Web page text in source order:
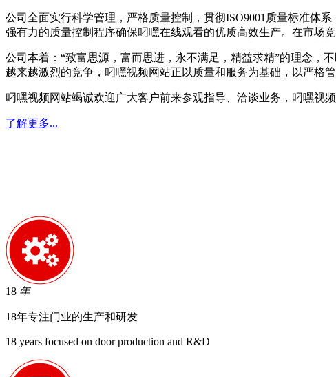
公司全面实行科学管理，严格质量控制，贯彻ISO9001质量标准体
强有力的质量控制程序确保叼嘿在线观看的优质高效生产。在市场
公司本着：“致富思源，富而思进，永不满足，精益求精”的理念，
越来越激烈的竞争，叼嘿视频网站正以质量和服务为基础，以严格
叼嘿视频网站竭诚欢迎广大客户前来参观指导、洽谈业务，叼嘿视
了解更多...
18 年
18年专注门业的生产和研发
18 years focused on door production and R&D